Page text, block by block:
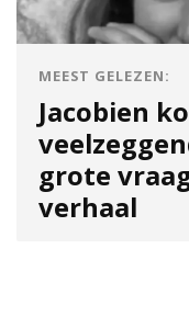
MEEST GELEZEN:
Jacobien
grote
verhaal